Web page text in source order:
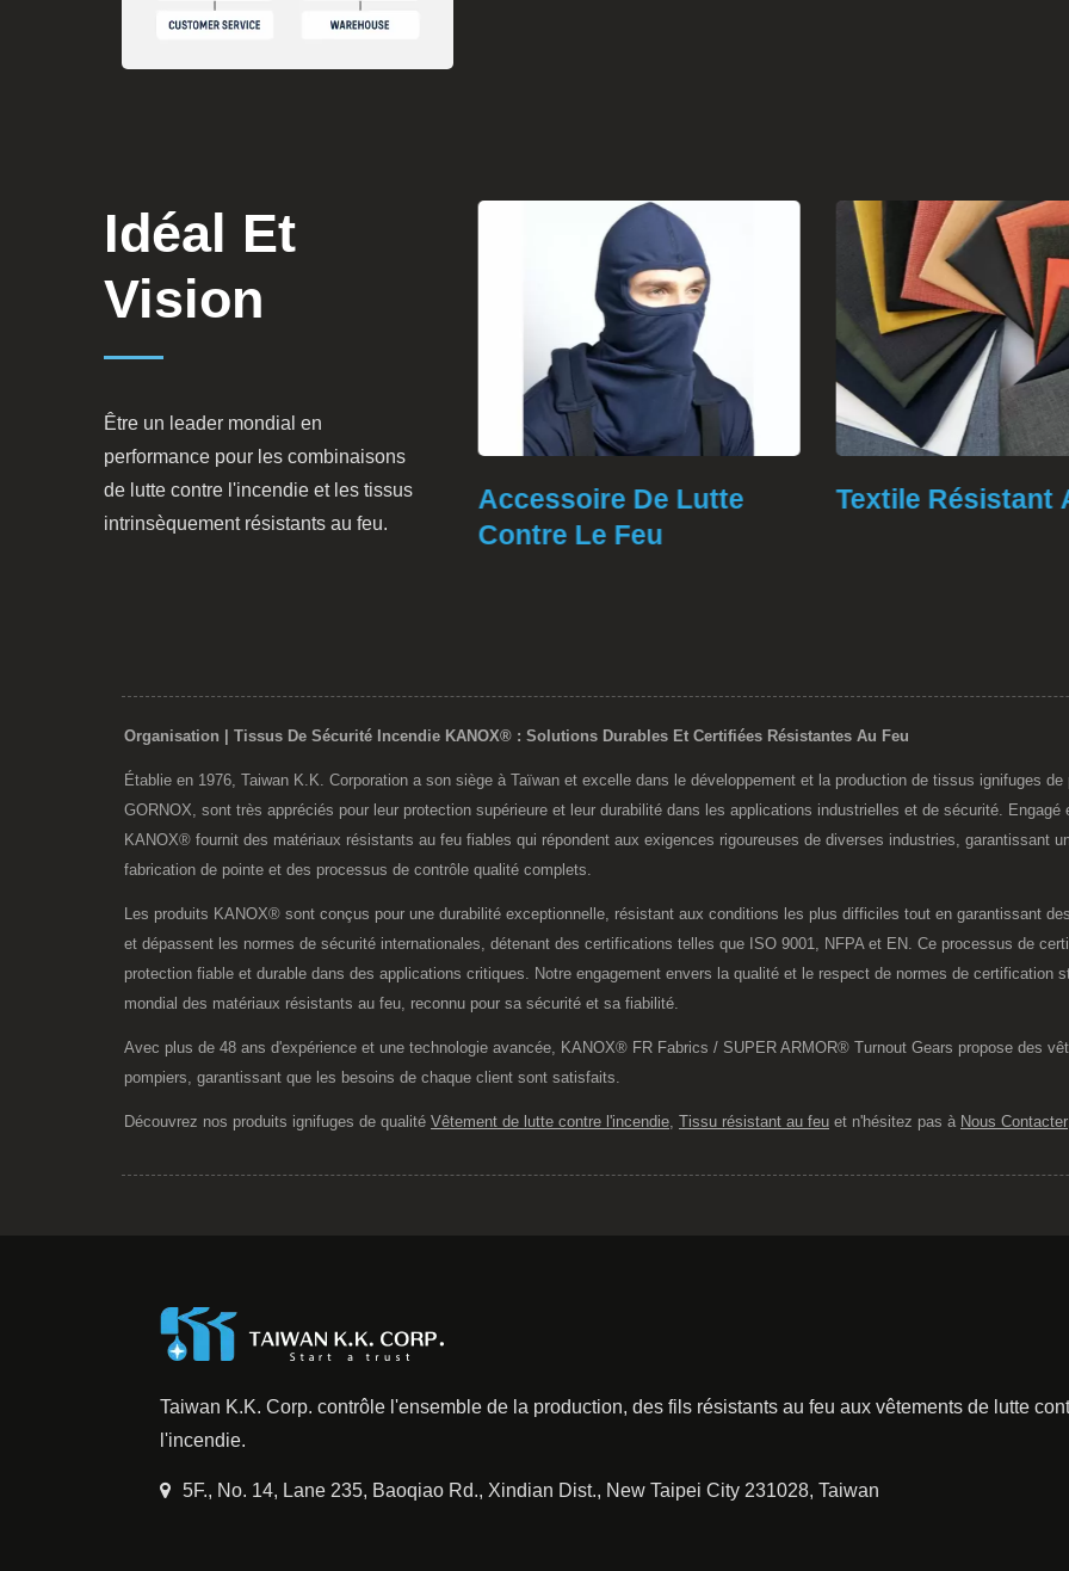
Idéal Et
Vision
Être un leader mondial en
performance pour les combinaisons
de lutte contre l'incendie et les tissus
intrinsèquement résistants au feu.
Vêtement De Protection
Accessoire De Lutte
Contre Le Feu
Textile Résistant
Organisation | Tissus De Sécurité Incendie KANOX® : Solutions Durables Et Certifiées Résistantes Au Feu
Établie en 1976, Taiwan K.K. Corporation a son siège à Taïwan et excelle dans le développement et la production de tissus ignifuges
GORNOX, sont très appréciés pour leur protection supérieure et leur durabilité dans les applications industrielles et de sécurité.
KANOX® fournit des matériaux résistants au feu fiables qui répondent aux exigences rigoureuses de diverses industries, garantissant
fabrication de pointe et des processus de contrôle qualité complets.
Les produits KANOX® sont conçus pour une durabilité exceptionnelle, résistant aux conditions les plus difficiles tout en garantissant
et dépassent les normes de sécurité internationales, détenant des certifications telles que ISO 9001, NFPA et EN. Ce processus de
protection fiable et durable dans des applications critiques. Notre engagement envers la qualité et le respect de normes de
mondial des matériaux résistants au feu, reconnu pour sa sécurité et sa fiabilité.
Avec plus de 48 ans d'expérience et une technologie avancée, KANOX® FR Fabrics / SUPER ARMOR® Turnout Gears propose des
pompiers, garantissant que les besoins de chaque client sont satisfaits.
Découvrez nos produits ignifuges de qualité Vêtement de lutte contre l'incendie, Tissu résistant au feu et n'hésitez pas à Nous Contacter
Taiwan K.K. Corp. contrôle l'ensemble de la production, des fils résistants au feu aux vêtements de lutte
l'incendie.
5F., No. 14, Lane 235, Baoqiao Rd., Xindian Dist., New Taipei City 231028, Taiwan